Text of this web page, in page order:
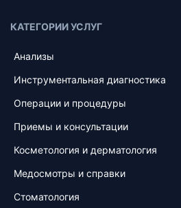
КАТЕГОРИИ УСЛУГ
Анализы
Инструментальная диагностика
Операции и процедуры
Приемы и консультации
Косметология и дерматология
Медосмотры и справки
Стоматология